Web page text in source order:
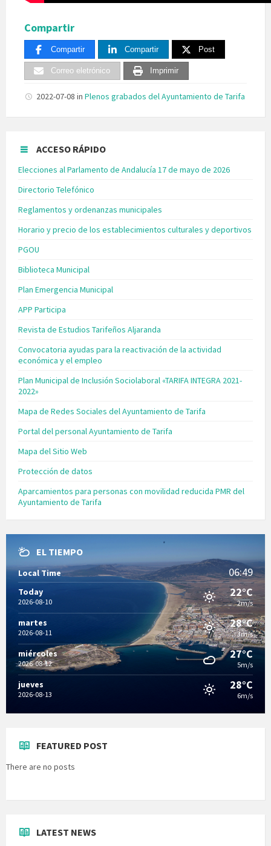
Compartir
Compartir Compartir Post
Correo eletrónico Imprimir
2022-07-08 in Plenos grabados del Ayuntamiento de Tarifa
ACCESO RÁPIDO
Elecciones al Parlamento de Andalucía 17 de mayo de 2026
Directorio Telefónico
Reglamentos y ordenanzas municipales
Horario y precio de los establecimientos culturales y deportivos
PGOU
Biblioteca Municipal
Plan Emergencia Municipal
APP Participa
Revista de Estudios Tarifeños Aljaranda
Convocatoria ayudas para la reactivación de la actividad
económica y el empleo
Plan Municipal de Inclusión Sociolaboral «TARIFA INTEGRA 2021-
2022»
Mapa de Redes Sociales del Ayuntamiento de Tarifa
Portal del personal Ayuntamiento de Tarifa
Mapa del Sitio Web
Protección de datos
Aparcamientos para personas con movilidad reducida PMR del
Ayuntamiento de Tarifa
EL TIEMPO
Local Time 06:49
Today
2026-08-10
22°C
2m/s
martes
2026-08-11
28°C
3m/s
miércoles
2026-08-12
27°C
5m/s
jueves
2026-08-13
28°C
6m/s
FEATURED POST
There are no posts
LATEST NEWS